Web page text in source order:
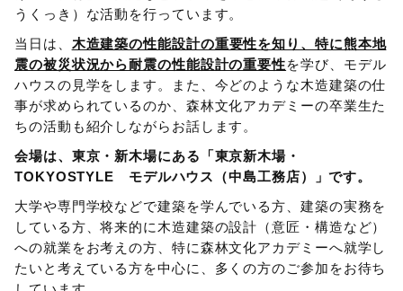
うくっき）な活動を行っています。
当日は、 木造建築の性能設計の重要性を知り、特に熊本地
震の被災状況から耐震の性能設計の重要性を学び、モデル
ハウスの見学をします。また、今どのような木造建築の仕
事が求められているのか、森林文化アカデミーの卒業生た
ちの活動も紹介しながらお話します。
会場は、東京・新木場にある「東京新木場・
TOKYOSTYLE モデルハウス（中島工務店）」です。
大学や専門学校などで建築を学んでいる方、建築の実務を
している方、将来的に木造建築の設計（意匠・構造など）
への就業をお考えの方、特に森林文化アカデミーへ就学し
たいと考えている方を中心に、多くの方のご参加をお待ち